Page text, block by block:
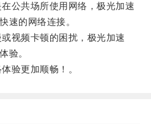
共场所使用网络，极光加速
速的网络连接。
频卡顿的困扰，极光加速
验。
更加顺畅！。